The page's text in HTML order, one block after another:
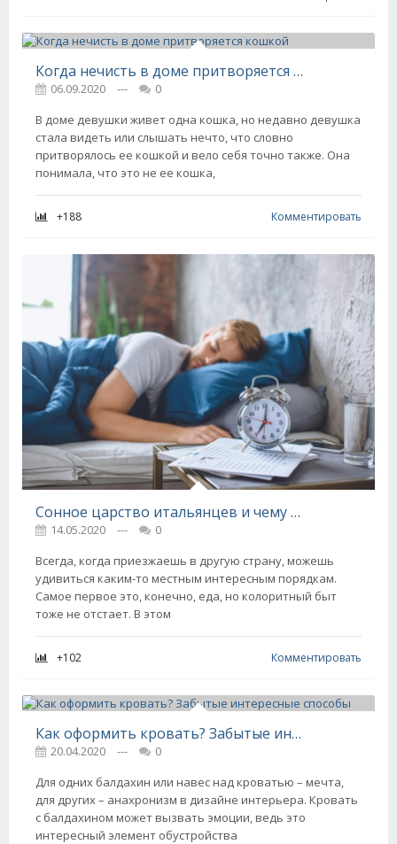
Когда нечисть в доме притворяется кошкой
06.09.2020 ---
0
В доме девушки живет одна кошка, но недавно девушка
стала видеть или слышать нечто, что словно
притворялось ее кошкой и вело себя точно также. Она
понимала, что это не ее кошка,
+188 Комментировать
Сонное царство итальянцев и чему можно у них поучиться
14.05.2020 ---
0
Всегда, когда приезжаешь в другую страну, можешь
удивиться каким-то местным интересным порядкам.
Самое первое это, конечно, еда, но колоритный быт
тоже не отстает. В этом
+102 Комментировать
Как оформить кровать? Забытые интересные способы
20.04.2020 ---
0
Для одних балдахин или навес над кроватью – мечта,
для других – анахронизм в дизайне интерьера. Кровать
с балдахином может вызвать эмоции, ведь это
интересный элемент обустройства